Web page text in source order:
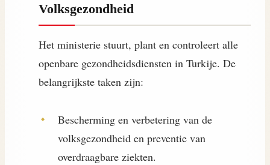
Volksgezondheid
Het ministerie stuurt, plant en controleert alle
openbare gezondheidsdiensten in Turkije. De
belangrijkste taken zijn:
Bescherming en verbetering van de
volksgezondheid en preventie van
overdraagbare ziekten.